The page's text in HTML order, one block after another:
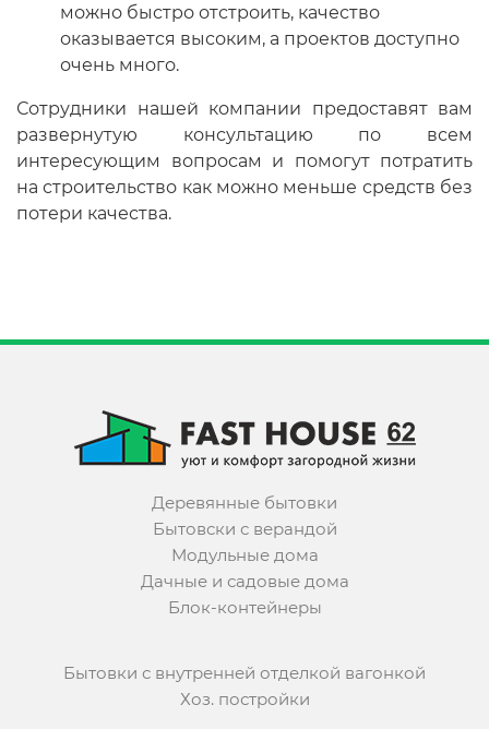
можно быстро отстроить, качество
оказывается высоким, а проектов доступно
очень много.
Сотрудники нашей компании предоставят вам
развернутую консультацию по всем
интересующим вопросам и помогут потратить
на строительство как можно меньше средств без
потери качества.
Деревянные бытовки
Бытовски с верандой
Модульные дома
Дачные и садовые дома
Блок-контейнеры
Бытовки с внутренней отделкой вагонкой
Хоз. постройки